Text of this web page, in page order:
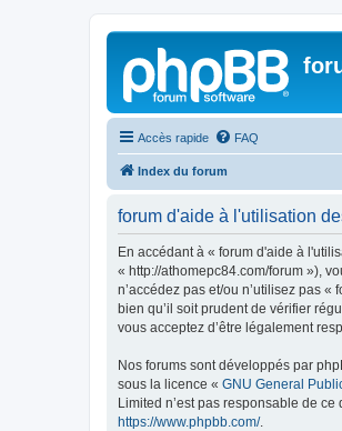
Accès rapide FAQ
Index du forum
forum d'aide à l'utilisation
En accédant à « forum d'aide à
« http://athomepc84.com/forum »),
n’accédez pas et/ou n’utilisez pas
bien qu’il soit prudent de vérifier
vous acceptez d’être légalement
Nos forums sont développés par
sous la licence « GNU General
Limited n’est pas responsable de
https://www.phpbb.com/.